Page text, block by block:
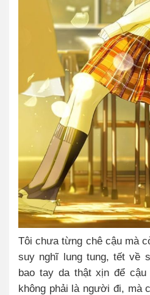
Tôi chưa từng chê cậu mà
suy nghĩ lung tung, tết về
bao tay da thật xịn để
không phải là người đi, mà